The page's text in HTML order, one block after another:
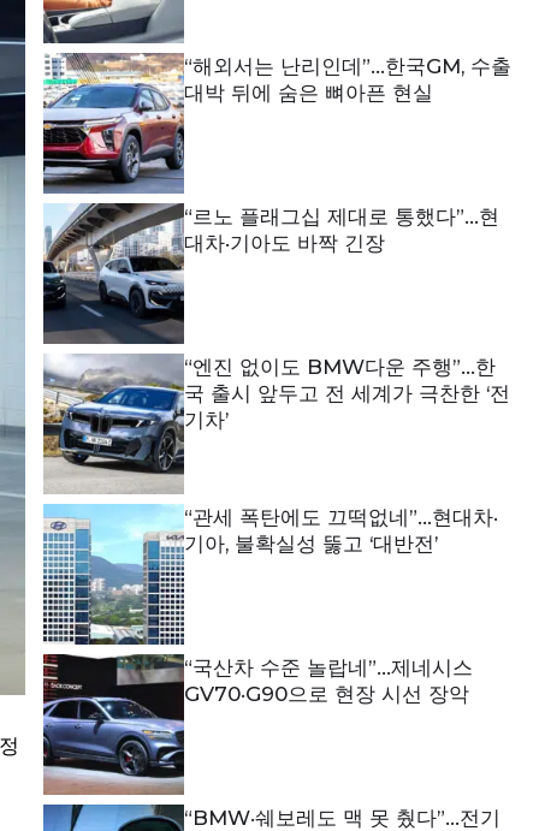
“해외서는 난리인데”…한국GM, 수출
대박 뒤에 숨은 뼈아픈 현실
“르노 플래그십 제대로 통했다”…현
대차·기아도 바짝 긴장
“엔진 없이도 BMW다운 주행”…한
국 출시 앞두고 전 세계가 극찬한 ‘전
기차’
“관세 폭탄에도 끄떡없네”…현대차·
기아, 불확실성 뚫고 ‘대반전’
“국산차 수준 놀랍네”…제네시스
GV70·G90으로 현장 시선 장악
“BMW·쉐보레도 맥 못 췄다”…전기